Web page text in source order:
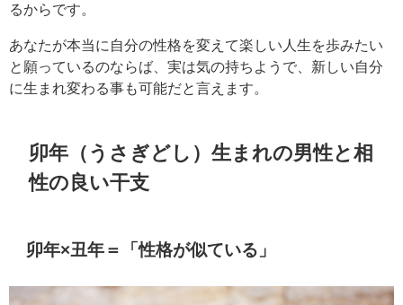
るからです。
あなたが本当に自分の性格を変えて楽しい人生を歩みたい
と願っているのならば、実は気の持ちようで、新しい自分
に生まれ変わる事も可能だと言えます。
卯年（うさぎどし）生まれの男性と相
性の良い干支
卯年×丑年＝「性格が似ている」